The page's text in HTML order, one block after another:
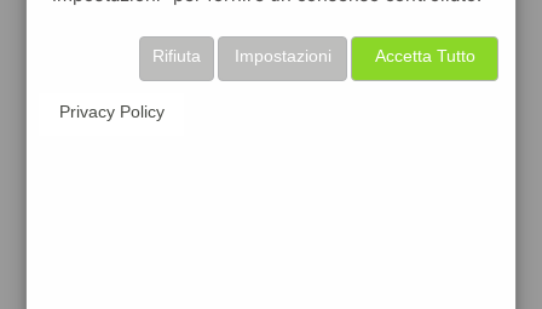
Accetta Tutto
Impostazioni
Rifiuta
Privacy Policy